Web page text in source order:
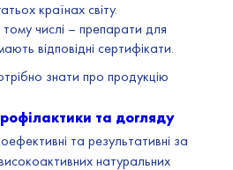
країнах світу.
тому числі – препарати для
відповідні сертифікати.
знати про продукцію
та догляду
та результативні за
натуральних